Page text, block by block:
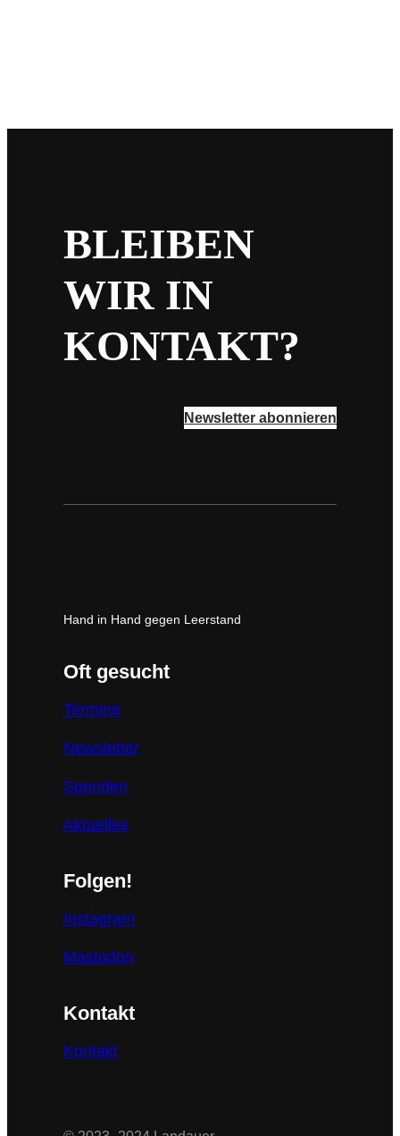
BLEIBEN
WIR IN
KONTAKT?
Newsletter abonnieren
Hand in Hand gegen Leerstand
Oft gesucht
Termine
Newsletter
Spenden
Aktuelles
Folgen!
Instagram
Mastodon
Kontakt
Kontakt